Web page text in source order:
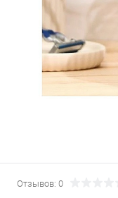
Отзывов: 0